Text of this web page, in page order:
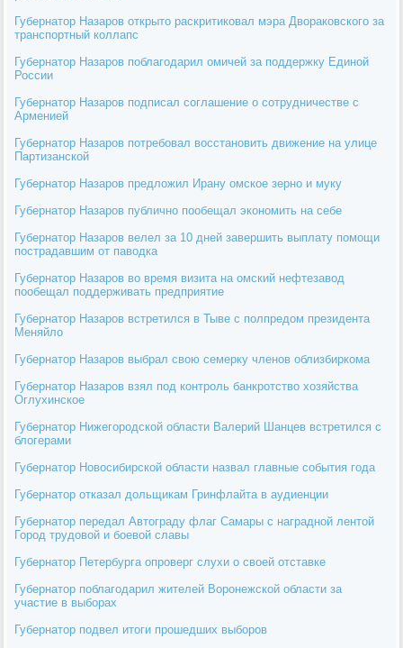
Губернатор Назаров открыто раскритиковал мэра Двораковского за
транспортный коллапс
Губернатор Назаров поблагодарил омичей за поддержку Единой
России
Губернатор Назаров подписал соглашение о сотрудничестве с
Арменией
Губернатор Назаров потребовал восстановить движение на улице
Партизанской
Губернатор Назаров предложил Ирану омское зерно и муку
Губернатор Назаров публично пообещал экономить на себе
Губернатор Назаров велел за 10 дней завершить выплату помощи
пострадавшим от паводка
Губернатор Назаров во время визита на омский нефтезавод
пообещал поддерживать предприятие
Губернатор Назаров встретился в Тыве с полпредом президента
Меняйло
Губернатор Назаров выбрал свою семерку членов облизбиркома
Губернатор Назаров взял под контроль банкротство хозяйства
Оглухинское
Губернатор Нижегородской области Валерий Шанцев встретился с
блогерами
Губернатор Новосибирской области назвал главные события года
Губернатор отказал дольщикам Гринфлайта в аудиенции
Губернатор передал Автограду флаг Самары с наградной лентой
Город трудовой и боевой славы
Губернатор Петербурга опроверг слухи о своей отставке
Губернатор поблагодарил жителей Воронежской области за
участие в выборах
Губернатор подвел итоги прошедших выборов